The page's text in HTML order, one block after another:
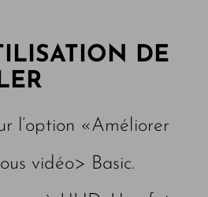
DE
l’option «Améliorer
vidéo> Basic.